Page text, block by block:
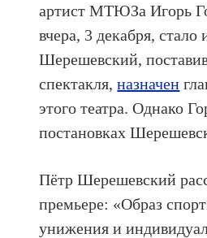
артист МТЮЗа Игорь
вчера, 3 декабря, стало
Шерешевский,
спектакля,назначен
этого театра. Однако
постановках
Пётр Шерешевский
премьере: «Образ
унижения и